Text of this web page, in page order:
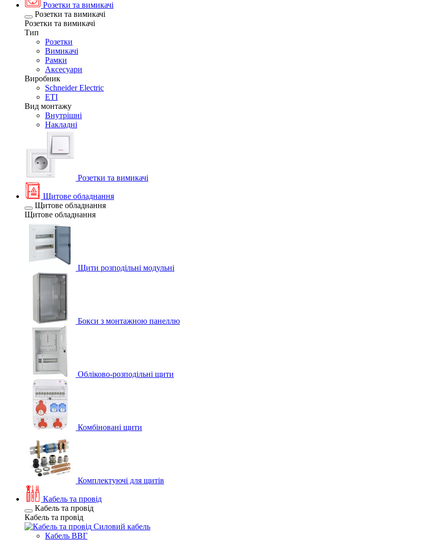
Розетки та вимикачі
Розетки та вимикачі
Розетки та вимикачі
Тип
Розетки
Вимикачі
Рамки
Аксесуари
Виробник
Schneider Electric
ETI
Вид монтажу
Внутрішні
Накладні
Розетки та вимикачі
Щитове обладнання
Щитове обладнання
Щитове обладнання
Щити розподільні модульні
Бокси з монтажною панеллю
Обліково-розподільні щити
Комбіновані щити
Комплектуючі для щитів
Кабель та провід
Кабель та провід
Кабель та провід
Силовий кабель
Кабель ВВГ